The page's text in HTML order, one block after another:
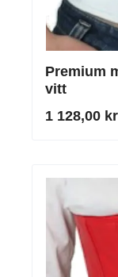
Premium
vitt
1 128,00 kr